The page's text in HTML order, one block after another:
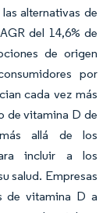
alternativas de
del 14,6% de
de origen
por
cada vez más
de vitamina D de
allá de los
incluir a los
salud. Empresas
de vitamina D a